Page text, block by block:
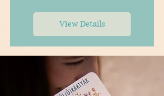
View Details